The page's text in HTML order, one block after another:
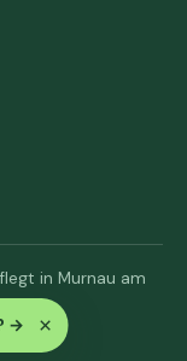
→ ×
in Murnau am